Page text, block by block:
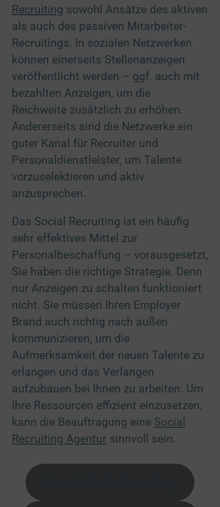
Recruiting sowohl Ansätze des aktiven
als auch des passiven Mitarbeiter-
Recruitings. In sozialen Netzwerken
können einerseits Stellenanzeigen
veröffentlicht werden – ggf. auch mit
bezahlten Anzeigen, um die
Reichweite zusätzlich zu erhöhen.
Andererseits sind die Netzwerke ein
guter Kanal für Recruiter und
Personaldienstleister, um Talente
vorzuselektieren und aktiv
anzusprechen.
Das Social Recruiting ist ein häufig
sehr effektives Mittel zur
Personalbeschaffung – vorausgesetzt,
Sie haben die richtige Strategie. Denn
nur Anzeigen zu schalten funktioniert
nicht. Sie müssen Ihren Employer
Brand auch richtig nach außen
kommunizieren, um die
Aufmerksamkeit der neuen Talente zu
erlangen und das Verlangen
aufzubauen bei Ihnen zu arbeiten. Um
Ihre Ressourcen effizient einzusetzen,
kann die Beauftragung eine Social
Recruiting Agentur sinnvoll sein.